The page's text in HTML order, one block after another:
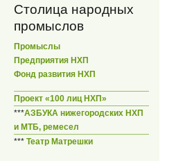
Столица народных
промыслов
Промыслы
Предприятия НХП
Фонд развития НХП
Проект «100 лиц НХП»
***АЗБУКА нижегородских НХП
и МТБ, ремесел
*** Театр Матрешки